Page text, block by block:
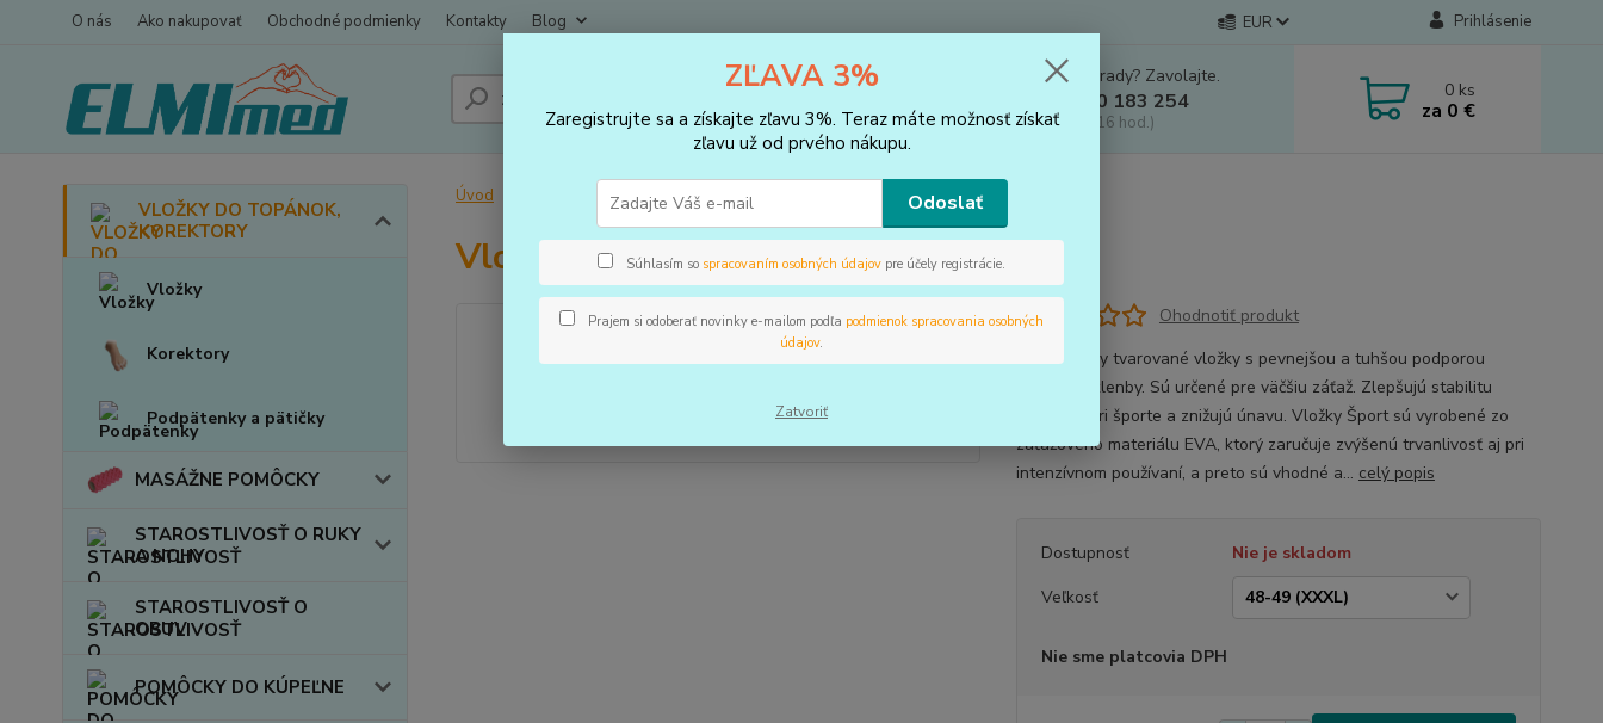
O nás Ako nakupovať Obchodné podmienky Kontakty Blog EUR Prihlásenie
Neviete si rady? Zavolajte.
+421 910 183 254
(Po-Pia, 8-16 hod.)
0 ks
za 0 €
VLOŽKY DO TOPÁNOK,
KOREKTORY
Vložky
Korektory
Podpätenky a pätičky
MASÁŽNE POMÔCKY
STAROSTLIVOSŤ O RUKY
A NOHY
STAROSTLIVOSŤ O
OBUV
POMÔCKY DO KÚPEĽNE
Úvod VLOŽKY DO TOPÁNOK, KOREKTORY Vložky Sport Stabil
Vložky Sport Stabil
Ohodnotiť produkt
Ortopedicky tvarované vložky s pevnejšou a tuhšou podporou
pozdĺžnej klenby. Sú určené pre väčšiu záťaž. Zlepšujú stabilitu
chodidiel pri športe a znižujú únavu. Vložky Šport sú vyrobené zo
záťažového materiálu EVA, ktorý zaručuje zvýšenú trvanlivosť aj pri
intenzívnom používaní, a preto sú vhodné a... celý popis
Dostupnosť
Nie je skladom
Veľkosť
Nie sme platcovia DPH
ZĽAVA 3%
Zaregistrujte sa a získajte zľavu 3%. Teraz máte možnosť získať
zľavu už od prvého nákupu.
Odoslať
Súhlasím so spracovaním osobných údajov pre účely registrácie.
Prajem si odoberať novinky e-mailom podľa podmienok spracovania osobných
údajov.
Zatvoriť